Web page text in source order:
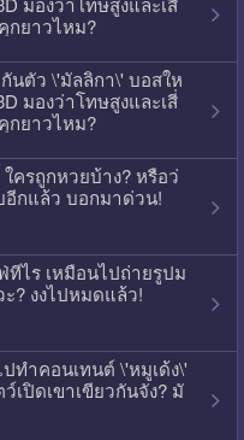
กยาวไหม?
นตัว \'มัลลิกา\' บอสให
มองว่าโทษสูงและเสี่
กยาวไหม?
ครถูกหวยบ้าง? หรือว่
อีกแล้ว บอกมาด่วน!
ทีไร เหมือนไปถ่ายรูปม
? งงไปหมดแล้ว!
ทำคอนเทนต์ \'หมูเด้ง\'
เปิดเขาเขียวกันจัง? มั